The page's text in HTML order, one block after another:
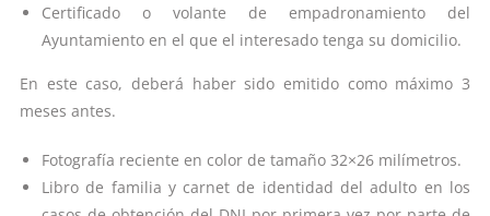
Certificado o volante de empadronamiento del
Ayuntamiento en el que el interesado tenga su domicilio.
En este caso, deberá haber sido emitido como máximo 3
meses antes.
Fotografía reciente en color de tamaño 32×26 milímetros.
Libro de familia y carnet de identidad del adulto en los